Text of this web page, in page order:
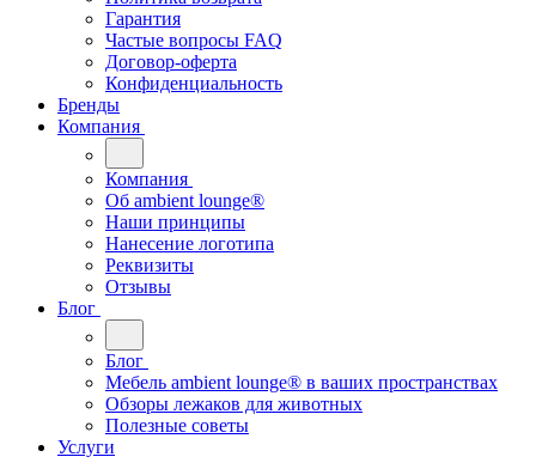
Гарантия
Частые вопросы FAQ
Договор-оферта
Конфиденциальность
Бренды
Компания
Компания
Oб ambient lounge®
Наши принципы
Нанесение логотипа
Реквизиты
Отзывы
Блог
Блог
Мебель ambient lounge® в ваших пространствах
Обзоры лежаков для животных
Полезные советы
Услуги